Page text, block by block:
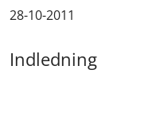
28-10-2011
Indledning